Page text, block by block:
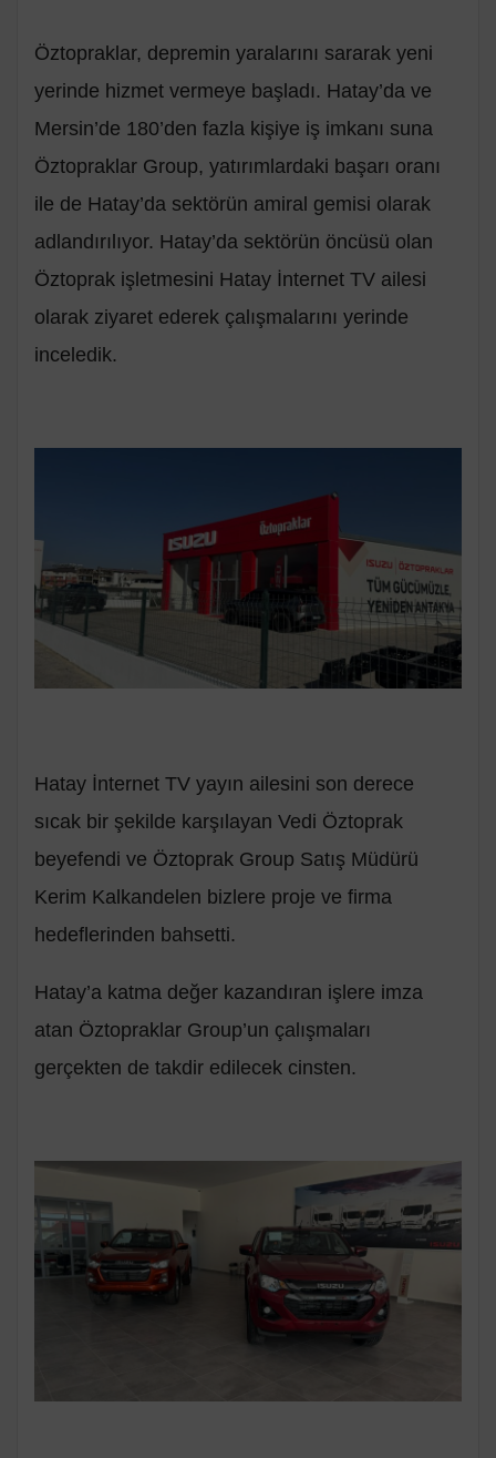
Öztopraklar, depremin yaralarını sararak yeni
yerinde hizmet vermeye başladı. Hatay’da ve
Mersin’de 180’den fazla kişiye iş imkanı suna
Öztopraklar Group, yatırımlardaki başarı oranı
ile de Hatay’da sektörün amiral gemisi olarak
adlandırılıyor. Hatay’da sektörün öncüsü olan
Öztoprak işletmesini Hatay İnternet TV ailesi
olarak ziyaret ederek çalışmalarını yerinde
inceledik.
Hatay İnternet TV yayın ailesini son derece
sıcak bir şekilde karşılayan Vedi Öztoprak
beyefendi ve Öztoprak Group Satış Müdürü
Kerim Kalkandelen bizlere proje ve firma
hedeflerinden bahsetti.
Hatay’a katma değer kazandıran işlere imza
atan Öztopraklar Group’un çalışmaları
gerçekten de takdir edilecek cinsten.